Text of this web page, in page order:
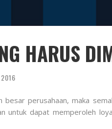
HARUS
besar perusahaan, maka
untuk dapat memperoleh